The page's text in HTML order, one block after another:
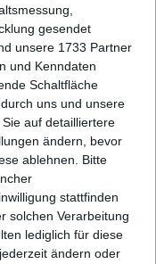
gesendet
unsere 1733 Partner
und Kenndaten
Schaltfläche
uns und unsere
auf detailliertere
ändern, bevor
ablehnen. Bitte
stattfinden
solchen Verarbeitung
lediglich für diese
ändern oder